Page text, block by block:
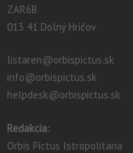
ZAR6B
013 41 Dolný Hričov
listaren@orbispictus.sk
info@orbispictus.sk
helpdesk@orbispictus.sk
Redakcia:
Orbis Pictus Istropolitana